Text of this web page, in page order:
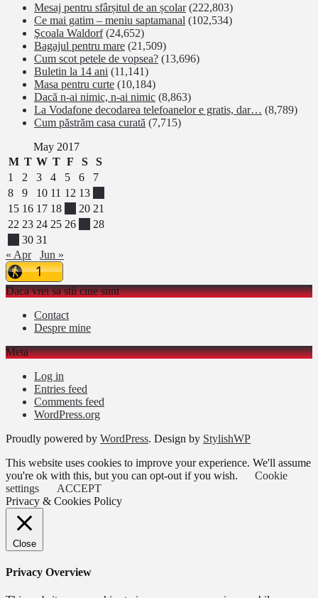
Mesaj pentru sfârșitul de an școlar (222,803)
Ce mai gatim – meniu saptamanal (102,534)
Şcoala Waldorf (24,652)
Bagajul pentru mare (21,509)
Cum scot petele de vopsea? (13,696)
Buletin la 14 ani (11,141)
Masa pentru curte (10,184)
Dacă n-ai nimic, n-ai nimic (8,863)
La Vodafone decodarea telefoanelor e gratis, dar… (8,789)
Cum păstrăm casa curată (7,715)
May 2017
M T W T F S
S
1
2 3 4 5 6
7
8
9 10 11 12 13
15 16 17 18 20 21
22 23 24 25 26
28
30 31
« Apr
Jun »
Daca vrei sa stii cine sunt
Contact
Despre mine
Meta
Log in
Entries feed
Comments feed
WordPress.org
Proudly powered by WordPress. Design by StylishWP
This website uses cookies to improve your experience. We'll assume
you're ok with this, but you can opt-out if you wish.
Cookie
settings
ACCEPT
Privacy & Cookies Policy
Close
Privacy Overview